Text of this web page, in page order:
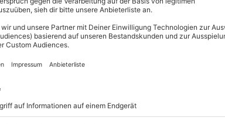
Große
Erlebnisse.
Details